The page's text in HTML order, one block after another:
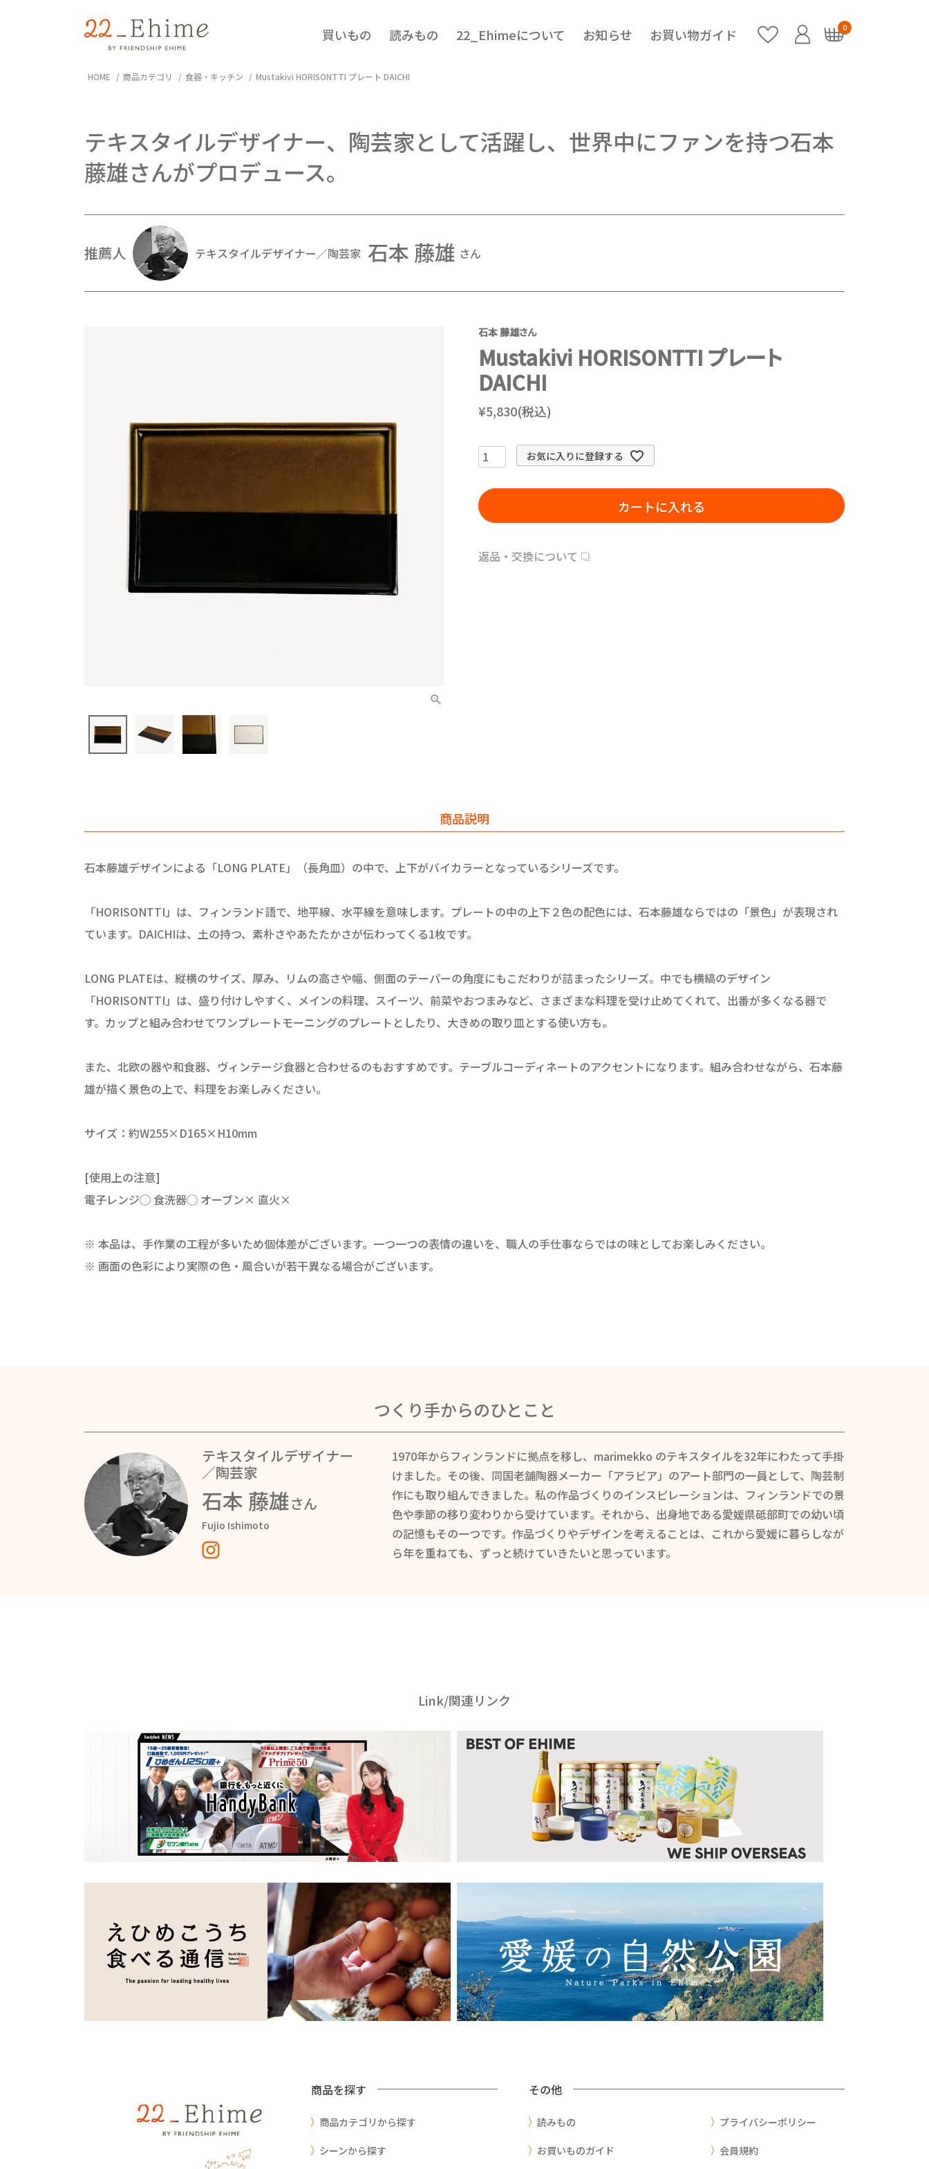
買いもの 読みもの 22_Ehimeについて お知らせ お買い物ガイド 0
HOME 商品カテゴリ 食器・キッチン Mustakivi HORISONTTI プレート DAICHI
テキスタイルデザイナー、陶芸家として活躍し、世界中にファンを持つ石本
藤雄さんがプロデュース。
推薦人 テキスタイルデザイナー／陶芸家 石本 藤雄 さん
石本 藤雄さん
Mustakivi HORISONTTI プレート
DAICHI
¥5,830(税込)
お気に入りに登録する
カートに入れる
返品・交換について
商品説明
石本藤雄デザインによる「LONG PLATE」（長角皿）の中で、上下がバイカラーとなっているシリーズです。
「HORISONTTI」は、フィンランド語で、地平線、水平線を意味します。プレートの中の上下２色の配色には、石本藤雄ならではの「景色」が表現され
ています。DAICHIは、土の持つ、素朴さやあたたかさが伝わってくる1枚です。
LONG PLATEは、縦横のサイズ、厚み、リムの高さや幅、側面のテーパーの角度にもこだわりが詰まったシリーズ。中でも横縞のデザイン
「HORISONTTI」は、盛り付けしやすく、メインの料理、スイーツ、前菜やおつまみなど、さまざまな料理を受け止めてくれて、出番が多くなる器で
す。カップと組み合わせてワンプレートモーニングのプレートとしたり、大きめの取り皿とする使い方も。
また、北欧の器や和食器、ヴィンテージ食器と合わせるのもおすすめです。テーブルコーディネートのアクセントになります。組み合わせながら、石本藤
雄が描く景色の上で、料理をお楽しみください。
サイズ：約W255×D165×H10mm
[使用上の注意]
電子レンジ◯ 食洗器◯ オーブン× 直火×
※ 本品は、手作業の工程が多いため個体差がございます。一つ一つの表情の違いを、職人の手仕事ならではの味としてお楽しみください。
※ 画面の色彩により実際の色・風合いが若干異なる場合がございます。
つくり手からのひとこと
テキスタイルデザイナー
／陶芸家
石本 藤雄さん
Fujio Ishimoto
1970年からフィンランドに拠点を移し、marimekko のテキスタイルを32年にわたって手掛
けました。その後、同国老舗陶器メーカー「アラビア」のアート部門の一員として、陶芸制
作にも取り組んできました。私の作品づくりのインスピレーションは、フィンランドでの景
色や季節の移り変わりから受けています。それから、出身地である愛媛県砥部町での幼い頃
の記憶もその一つです。作品づくりやデザインを考えることは、これから愛媛に暮らしなが
ら年を重ねても、ずっと続けていきたいと思っています。
Link/関連リンク
商品を探す
商品カテゴリから探す
シーンから探す
その他
読みもの
お買いものガイド
プライバシーポリシー
会員規約